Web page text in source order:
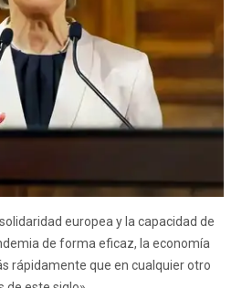
europea y la capacidad de
de forma eficaz, la economía
rápidamente que en cualquier otro